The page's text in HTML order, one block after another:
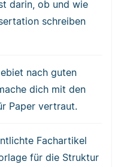
darin, ob und wie
schreiben
nach guten
dich mit den
Paper vertraut.
Fachartikel
für die Struktur